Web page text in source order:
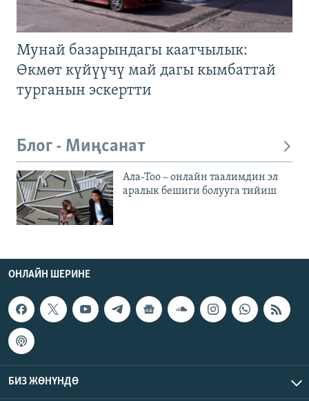
Мунай базарындагы каатчылык:
Өкмөт күйүүчү май дагы кымбаттай
турганын эскертти
Блог - Миңсанат
Ала-Тоо – онлайн таалимдин эл
аралык бешиги болууга тийиш
ОНЛАЙН ШЕРИНЕ
БИЗ ЖӨНҮНДӨ